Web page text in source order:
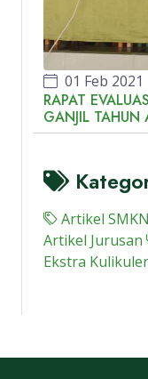
01 Feb 2021
RAPAT
GANJIL
Artikel
Artikel Jurusan
Ekstra Kulikuler